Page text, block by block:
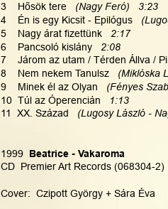
3    Hősök tere
(Nagy Feró)   3:23
4    Én is egy Kicsit - Epilógus
5    Nagy árat fizettünk 2:17
6    Pancsoló kislány
2:08
7    Járom az utam / Térden Állva /
8    Nem nekem Tanulsz (Miklóska
9    Minek él az Olyan
(Fényes
10  Túl az Óperencián
1:13
11  XX. Század
(Lugosy László -
1999 Beatrice - Vakaroma
CD  Premier Art Records (068304-2)
Cover:  Czipott György + Sára Éva